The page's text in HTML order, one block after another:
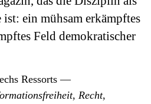
ist: ein mühsam erkämpftes
Feld demokratischer
Ressorts —
, Recht,